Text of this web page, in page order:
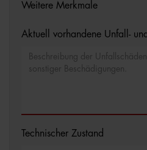
Weitere Merkmale
Aktuell vorhandene Unfall-
Technischer Zustand